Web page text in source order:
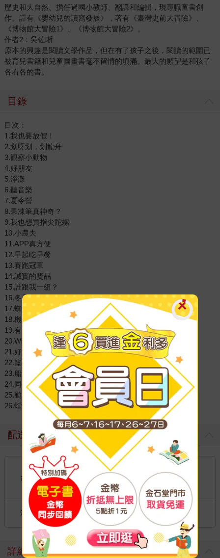
歷史和大自然。擔任過國小教師、翻譯和編輯，現專職童書創
作。譯有《嬰幼兒的讀寫發展》，著有《臺灣史前大冒險》、
《博物館大冒險1》、《博物館大冒險2》。
作者2：吳佐晰
原本的興趣是閱讀文學作品，但在有了孩子之後，閱讀的範圍已
被育兒書籍和兒童圖畫書毫不留情的填滿。最大的願望是和孩子
各看各的書。
目錄
目次：
1.我也要放假！
2.划呀划，划龍舟
3.觀察小動物
4.好朋友
5.淨灘
6.聽音樂
7.夏令營
8.果凍筆真神奇？
9.我也想買指尖陀螺
10.小農夫
11.APP真方便
12.早起吃早餐
13.賽跑冠軍
14.誠實的獎品
15.誰跟我一組？
16.冬天真討厭
17.蜘蛛小蟲子
18.機器人幫幫忙
19.有借不還，再借很難
20.Why博士的新髮型
21.好好下棋
22.籃球夢
23.船到橋頭直不了
24.同學愛
25.颱風來不來？
26.螳螂俠
配送方式
台灣
國內宅配：本島、離島
到店取貨：
不限金額免運費
海外
國際快遞：全球
港澳店取：
詳細資料